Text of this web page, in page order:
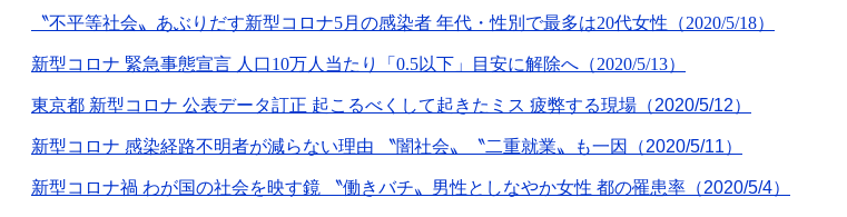
〝不平等社会〟あぶりだす新型コロナ5月の感染者 年代・性別で最多は20代女性（2020/5/18）
新型コロナ 緊急事態宣言 人口10万人当たり「0.5以下」目安に解除へ（2020/5/13）
東京都 新型コロナ 公表データ訂正 起こるべくして起きたミス 疲弊する現場（2020/5/12）
新型コロナ 感染経路不明者が減らない理由 〝闇社会〟〝二重就業〟も一因（2020/5/11）
新型コロナ禍 わが国の社会を映す鏡 〝働きバチ〟男性としなやか女性 都の罹患率（2020/5/4）